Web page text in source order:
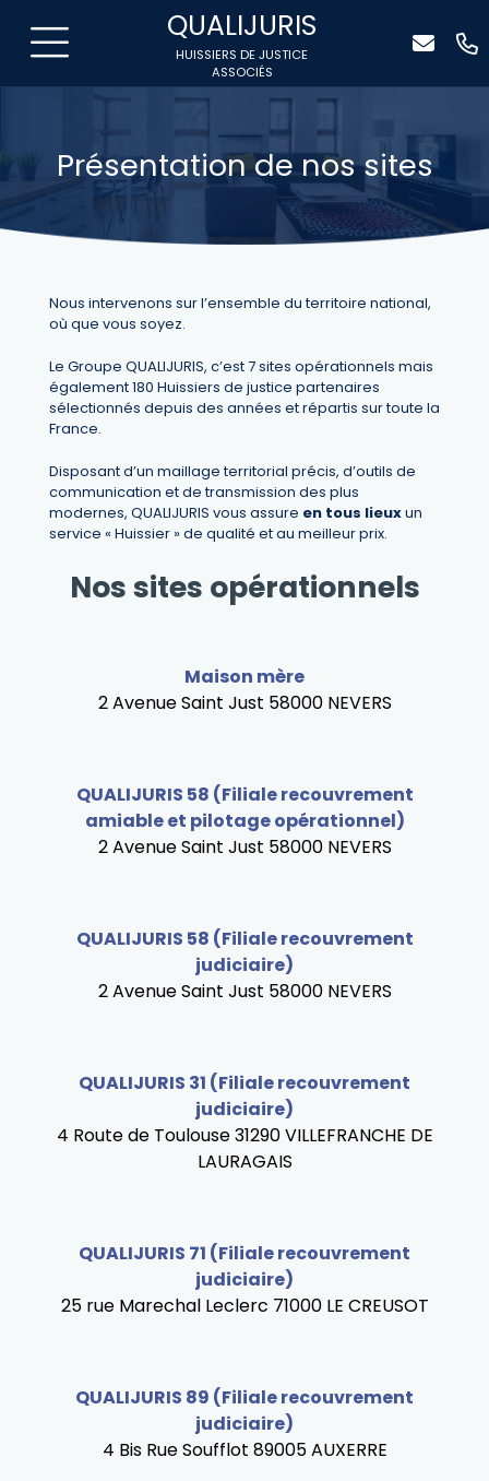
QUALIJURIS
HUISSIERS DE JUSTICE
ASSOCIÉS
Présentation de nos sites
Nous intervenons sur l’ensemble du territoire national,
où que vous soyez.
Le Groupe QUALIJURIS, c’est 7 sites opérationnels mais
également 180 Huissiers de justice partenaires
sélectionnés depuis des années et répartis sur toute la
France.
Disposant d’un maillage territorial précis, d’outils de
communication et de transmission des plus
modernes, QUALIJURIS vous assure en tous lieuxun
service « Huissier » de qualité et au meilleur prix.
Nos sites opérationnels
Maison mère
2 Avenue Saint Just 58000 NEVERS
QUALIJURIS 58 (Filiale recouvrement
amiable et pilotage opérationnel)
2 Avenue Saint Just 58000 NEVERS
QUALIJURIS 58 (Filiale recouvrement
judiciaire)
2 Avenue Saint Just 58000 NEVERS
QUALIJURIS 31 (Filiale recouvrement
judiciaire)
4 Route de Toulouse 31290 VILLEFRANCHE DE
LAURAGAIS
QUALIJURIS 71 (Filiale recouvrement
judiciaire)
25 rue Marechal Leclerc 71000 LE CREUSOT
QUALIJURIS 89 (Filiale recouvrement
judiciaire)
4 Bis Rue Soufflot 89005 AUXERRE